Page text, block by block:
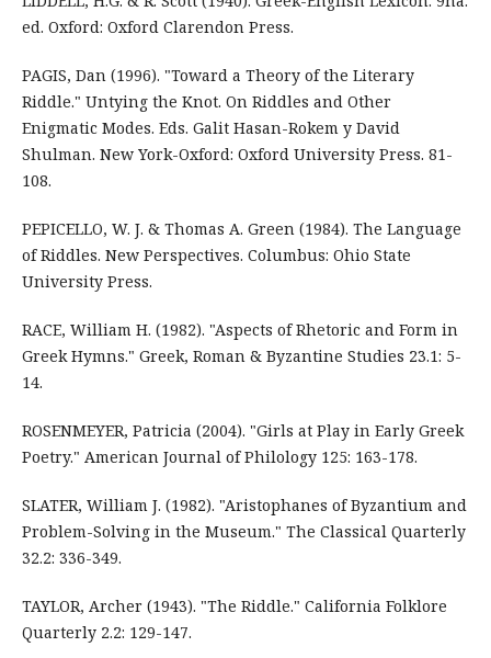
ed. Oxford: Oxford Clarendon Press.
PAGIS, Dan (1996). "Toward a Theory of the Literary
Riddle." Untying the Knot. On Riddles and Other
Enigmatic Modes. Eds. Galit Hasan-Rokem y David
Shulman. New York-Oxford: Oxford University Press. 81-
108.
PEPICELLO, W. J. & Thomas A. Green (1984). The Language
of Riddles. New Perspectives. Columbus: Ohio State
University Press.
RACE, William H. (1982). "Aspects of Rhetoric and Form in
Greek Hymns." Greek, Roman & Byzantine Studies 23.1: 5-
14.
ROSENMEYER, Patricia (2004). "Girls at Play in Early Greek
Poetry." American Journal of Philology 125: 163-178.
SLATER, William J. (1982). "Aristophanes of Byzantium and
Problem-Solving in the Museum." The Classical Quarterly
32.2: 336-349.
TAYLOR, Archer (1943). "The Riddle." California Folklore
Quarterly 2.2: 129-147.